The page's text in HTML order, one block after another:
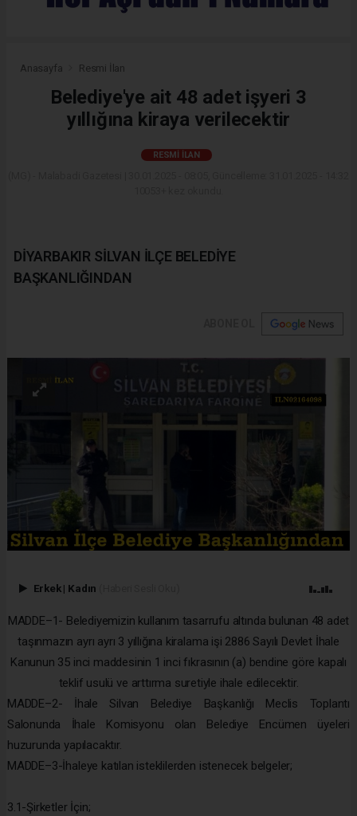
Anasayfa Resmi İlan
Belediye'ye ait 48 adet işyeri 3
yıllığına kiraya verilecektir
RESMI İLAN
DİYARBAKIR SİLVAN İLÇE BELEDİYE
BAŞKANLIĞINDAN
Erkek | Kadın
MADDE–1- Belediyemizin kullanım tasarrufu altında bulunan 48 adet
taşınmazın ayrı ayrı 3 yıllığına kiralama işi 2886 Sayılı Devlet İhale
Kanunun 35 inci maddesinin 1 inci fıkrasının (a) bendine göre kapalı
teklif usulü ve arttırma suretiyle ihale edilecektir.
MADDE–2- İhale Silvan Belediye Başkanlığı Meclis Toplantı
Salonunda İhale Komisyonu olan Belediye Encümen üyeleri
huzurunda yapılacaktır.
MADDE–3-İhaleye katılan isteklilerden istenecek belgeler;
3.1-Şirketler İçin;